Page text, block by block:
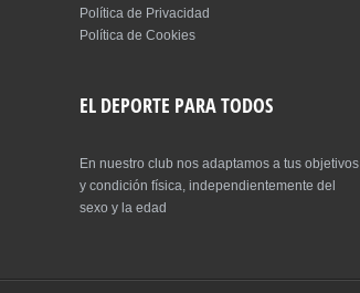
Política de Privacidad
Política de Cookies
EL DEPORTE PARA TODOS
En nuestro club nos adaptamos a tus objetivos
y condición física, independientemente del
sexo y la edad